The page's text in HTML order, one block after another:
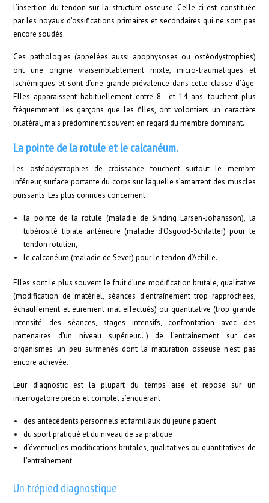
l’insertion du tendon sur la structure osseuse. Celle-ci est constituée
par les noyaux d’ossifications primaires et secondaires qui ne sont pas
encore soudés.
Ces pathologies (appelées aussi apophysoses ou ostéodystrophies)
ont une origine vraisemblablement mixte, micro-traumatiques et
ischémiques et sont d’une grande prévalence dans cette classe d’âge.
Elles apparaissent habituellement entre 8 et 14 ans, touchent plus
fréquemment les garçons que les filles, ont volontiers un caractère
bilatéral, mais prédominent souvent en regard du membre dominant.
La pointe de la rotule et le calcanéum.
Les ostéodystrophies de croissance touchent surtout le membre
inférieur, surface portante du corps sur laquelle s’amarrent des muscles
puissants. Les plus connues concernent :
la pointe de la rotule (maladie de Sinding Larsen-Johansson), la
tubérosité tibiale antérieure (maladie d’Osgood-Schlatter) pour le
tendon rotulien,
le calcanéum (maladie de Sever) pour le tendon d’Achille.
Elles sont le plus souvent le fruit d’une modification brutale, qualitative
(modification de matériel, séances d’entraînement trop rapprochées,
échauffement et étirement mal effectués) ou quantitative (trop grande
intensité des séances, stages intensifs, confrontation avec des
partenaires d’un niveau supérieur…) de l’entraînement sur des
organismes un peu surmenés dont la maturation osseuse n’est pas
encore achevée.
Leur diagnostic est la plupart du temps aisé et repose sur un
interrogatoire précis et complet s’enquérant :
des antécédents personnels et familiaux du jeune patient
du sport pratiqué et du niveau de sa pratique
d’éventuelles modifications brutales, qualitatives ou quantitatives de
l’entraînement
Un trépied diagnostique